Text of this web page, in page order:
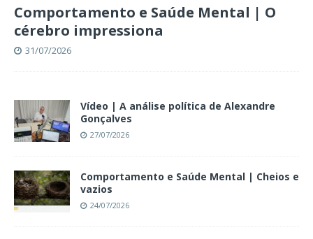
Comportamento e Saúde Mental | O
cérebro impressiona
31/07/2026
Vídeo | A análise política de Alexandre
Gonçalves
27/07/2026
Comportamento e Saúde Mental | Cheios e
vazios
24/07/2026